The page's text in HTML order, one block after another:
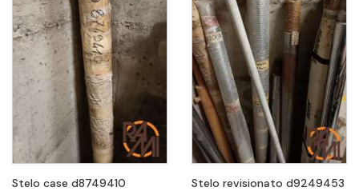
Stelo case d8749410
Stelo revisionato d9249453